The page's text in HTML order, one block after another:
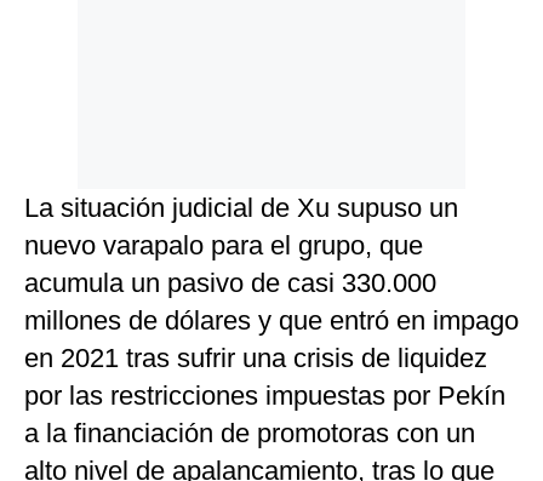
La situación judicial de Xu supuso un
nuevo varapalo para el grupo, que
acumula un pasivo de casi 330.000
millones de dólares y que entró en impago
en 2021 tras sufrir una crisis de liquidez
por las restricciones impuestas por Pekín
a la financiación de promotoras con un
alto nivel de apalancamiento, tras lo que